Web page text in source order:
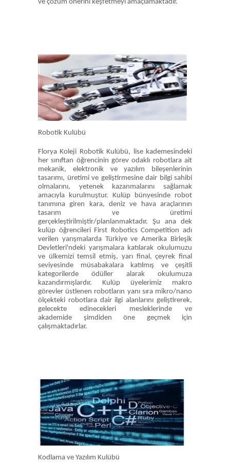
ve çözüm önerini keşfetmeyi amaçlamaktadır.
Robotik Kulübü
Florya Koleji Robotik Kulübü, lise kademesindeki
her sınıftan öğrencinin görev odaklı robotlara ait
mekanik, elektronik ve yazılım bileşenlerinin
tasarımı, üretimi ve geliştirmesine dair bilgi sahibi
olmalarını, yetenek kazanmalarını sağlamak
amacıyla kurulmuştur. Kulüp bünyesinde robot
tanımına giren kara, deniz ve hava araçlarının
tasarım ve üretimi
gerçekleştirilmiştir/planlanmaktadır. Şu ana dek
kulüp öğrencileri First Robotics Competition adı
verilen yarışmalarda Türkiye ve Amerika Birleşik
Devletleri'ndeki yarışmalara katılarak okulumuzu
ve ülkemizi temsil etmiş, yarı final, çeyrek final
seviyesinde müsabakalara katılmış ve çeşitli
kategorilerde ödüller alarak okulumuza
kazandırmışlardır. Kulüp üyelerimiz makro
görevler üstlenen robotların yanı sıra mikro/nano
ölçekteki robotlara dair ilgi alanlarını geliştirerek,
gelecekte edinecekleri mesleklerinde ve
akademide şimdiden öne geçmek için
çalışmaktadırlar.
Kodlama ve Yazılım Kulübü